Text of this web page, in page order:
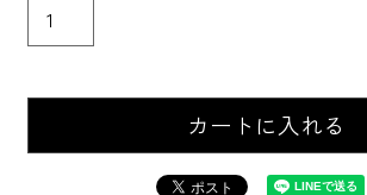
カートに入れる